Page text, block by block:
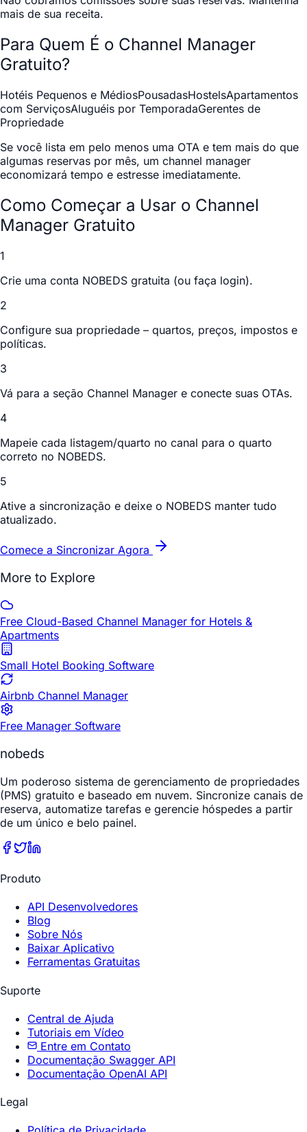
mais de sua receita.
Para Quem É o Channel Manager
Gratuito?
Hotéis Pequenos e MédiosPousadasHostelsApartamentos
com ServiçosAluguéis por TemporadaGerentes de
Propriedade
Se você lista em pelo menos uma OTA e tem mais do que
algumas reservas por mês, um channel manager
economizará tempo e estresse imediatamente.
Como Começar a Usar o Channel
Manager Gratuito
1
Crie uma conta NOBEDS gratuita (ou faça login).
2
Configure sua propriedade – quartos, preços, impostos e
políticas.
3
Vá para a seção Channel Manager e conecte suas OTAs.
4
Mapeie cada listagem/quarto no canal para o quarto
correto no NOBEDS.
5
Ative a sincronização e deixe o NOBEDS manter tudo
atualizado.
Comece a Sincronizar Agora
More to Explore
Free Cloud-Based Channel Manager for Hotels &
Apartments
Small Hotel Booking Software
Airbnb Channel Manager
Free Manager Software
nobeds
Um poderoso sistema de gerenciamento de propriedades
(PMS) gratuito e baseado em nuvem. Sincronize canais de
reserva, automatize tarefas e gerencie hóspedes a partir
de um único e belo painel.
Produto
API Desenvolvedores
Blog
Sobre Nós
Baixar Aplicativo
Ferramentas Gratuitas
Suporte
Central de Ajuda
Tutoriais em Vídeo
Entre em Contato
Documentação Swagger API
Documentação OpenAI API
Legal